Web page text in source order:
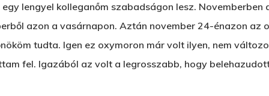
lengyel kolleganőm szabadságon lesz.
azon a vasárnapon. Aztán november 24-énazon az
tudta. Igen ez oxymoron már volt ilyen, nem
fel. Igazából az volt a legrosszabb, hogy